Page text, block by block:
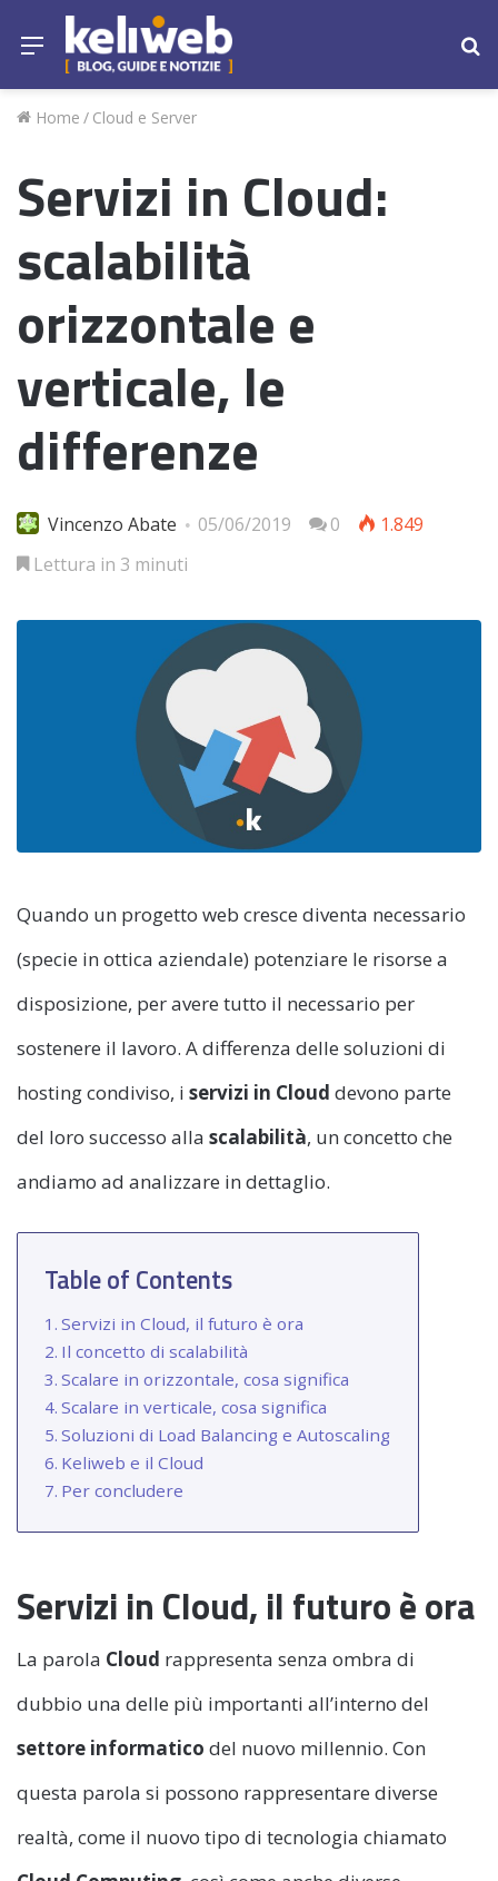
Menu
Home / Cloud e Server
Servizi in Cloud:
scalabilità
orizzontale e
verticale, le
differenze
Vincenzo Abate 05/06/2019 0
1.849
Lettura in 3 minuti
Quando un progetto web cresce diventa necessario
(specie in ottica aziendale) potenziare le risorse a
disposizione, per avere tutto il necessario per
sostenere il lavoro. A differenza delle soluzioni di
hosting condiviso, i servizi in Cloud devono parte
del loro successo alla scalabilità, un concetto che
andiamo ad analizzare in dettaglio.
Table of Contents
Servizi in Cloud, il futuro è ora
Il concetto di scalabilità
Scalare in orizzontale, cosa significa
Scalare in verticale, cosa significa
Soluzioni di Load Balancing e Autoscaling
Keliweb e il Cloud
Per concludere
Servizi in Cloud, il futuro è ora
La parola Cloud rappresenta senza ombra di
dubbio una delle più importanti all’interno del
settore informatico del nuovo millennio. Con
questa parola si possono rappresentare diverse
realtà, come il nuovo tipo di tecnologia chiamato